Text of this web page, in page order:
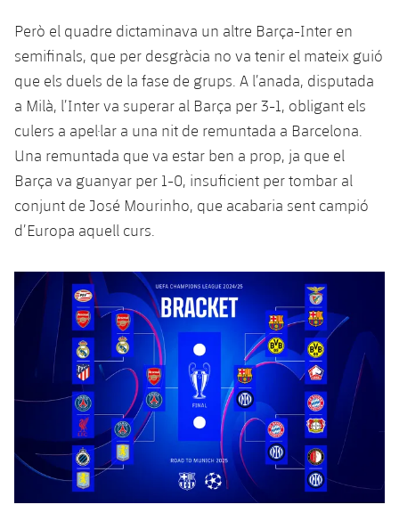
Però el quadre dictaminava un altre Barça-Inter en
semifinals, que per desgràcia no va tenir el mateix guió
que els duels de la fase de grups. A l’anada, disputada
a Milà, l’Inter va superar al Barça per 3-1, obligant els
culers a apel·lar a una nit de remuntada a Barcelona.
Una remuntada que va estar ben a prop, ja que el
Barça va guanyar per 1-0, insuficient per tombar al
conjunt de José Mourinho, que acabaria sent campió
d’Europa aquell curs.